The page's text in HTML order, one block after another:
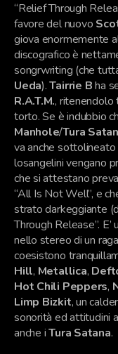
“Relief Through
favore del nuovo
giova enormemente
discografico è
songrwriting (che
Ueda).Tairrie Bha
R.A.T.M., ritenendolo
torto. Se è indubbio
Manhole/Tura
va anche
losangelini vengano
che si attestano
“All Is Not Well”, e
strato darkeggiante
Through Release”.
nello stereo di un
coesistono
Hill, Metallica,
Hot Chili Peppers,
Limp Bizkit, un
sonorità ed attitudini
anche iTura Satana.